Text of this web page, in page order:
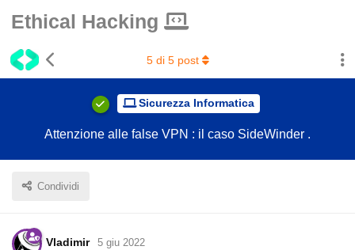
Ethical Hacking
Sicurezza Informatica
Attenzione alle false VPN : il caso SideWinder .
Condividi
5di 5post
Vladimir 5 giu 2022